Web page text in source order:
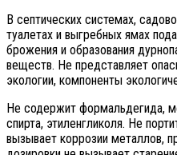
В септических системах,
туалетах и выгребных ямах
брожения и образования
веществ. Не представляет
экологии, компоненты
Не содержит формальдегида,
спирта, этиленгликоля. Не
вызывает коррозии металлов,